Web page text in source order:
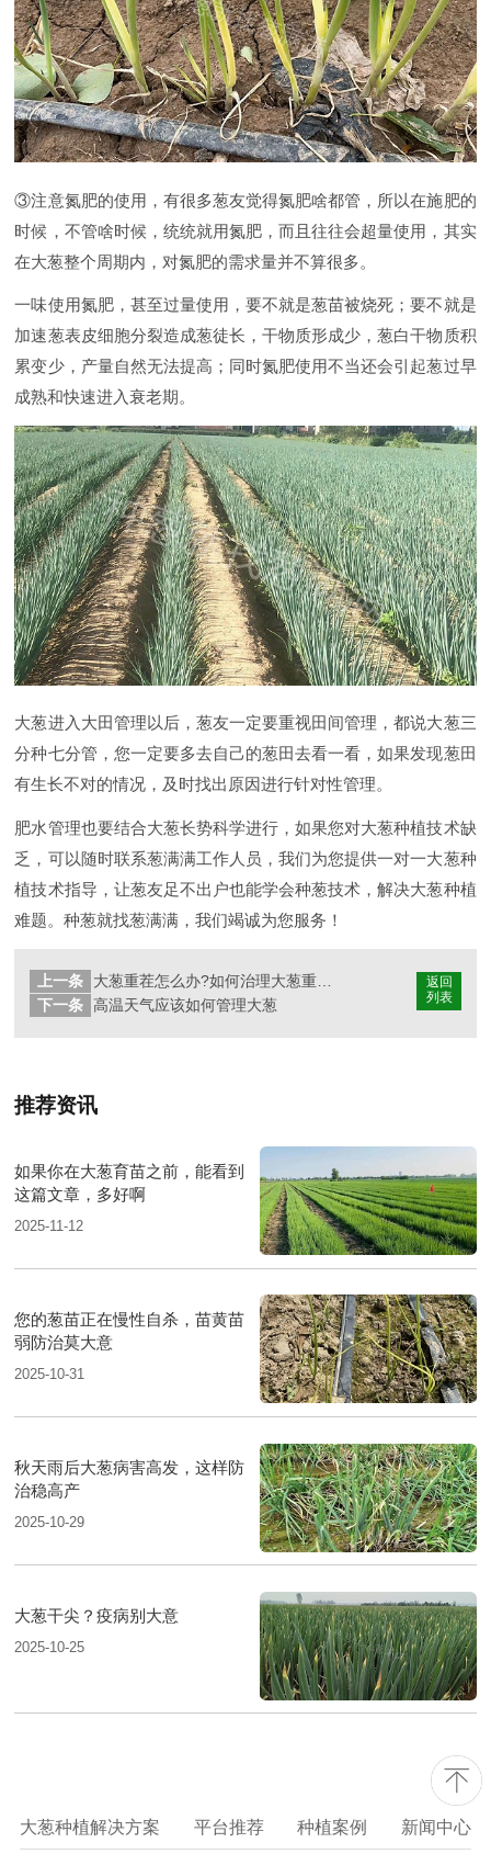
③注意氮肥的使用，有很多葱友觉得氮肥啥都管，所以在施肥的
时候，不管啥时候，统统就用氮肥，而且往往会超量使用，其实
在大葱整个周期内，对氮肥的需求量并不算很多。
一味使用氮肥，甚至过量使用，要不就是葱苗被烧死；要不就是
加速葱表皮细胞分裂造成葱徒长，干物质形成少，葱白干物质积
累变少，产量自然无法提高；同时氮肥使用不当还会引起葱过早
成熟和快速进入衰老期。
大葱进入大田管理以后，葱友一定要重视田间管理，都说大葱三
分种七分管，您一定要多去自己的葱田去看一看，如果发现葱田
有生长不对的情况，及时找出原因进行针对性管理。
肥水管理也要结合大葱长势科学进行，如果您对大葱种植技术缺
乏，可以随时联系葱满满工作人员，我们为您提供一对一大葱种
植技术指导，让葱友足不出户也能学会种葱技术，解决大葱种植
难题。种葱就找葱满满，我们竭诚为您服务！
返回
列表
上一条
下一条 高温天气应该如何管理大葱
推荐资讯
如果你在大葱育苗之前，能看到
这篇文章，多好啊
2025-11-12
您的葱苗正在慢性自杀，苗黄苗
弱防治莫大意
2025-10-31
秋天雨后大葱病害高发，这样防
治稳高产
2025-10-29
大葱干尖？疫病别大意
2025-10-25
大葱种植解决方案 平台推荐 种植案例 新闻中心